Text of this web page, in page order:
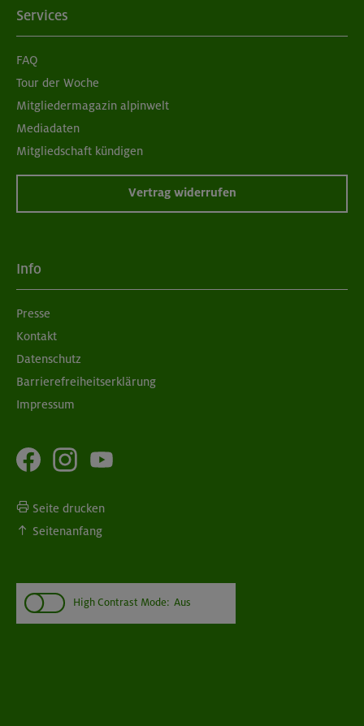
Services
FAQ
Tour der Woche
Mitgliedermagazin alpinwelt
Mediadaten
Mitgliedschaft kündigen
Vertrag widerrufen
Info
Presse
Kontakt
Datenschutz
Barrierefreiheitserklärung
Impressum
Seite drucken
Seitenanfang
High Contrast Mode: Aus